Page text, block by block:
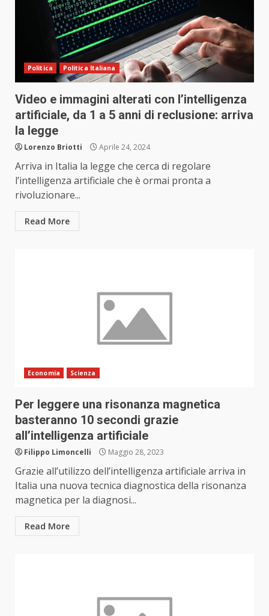
Politica Politica Italiana
Video e immagini alterati con l’intelligenza
artificiale, da 1 a 5 anni di reclusione: arriva
la legge
Lorenzo Briotti Aprile 24, 2024
Arriva in Italia la legge che cerca di regolare
l’intelligenza artificiale che è ormai pronta a
rivoluzionare...
Read More
Economia Scienza
Per leggere una risonanza magnetica
basteranno 10 secondi grazie
all’intelligenza artificiale
Filippo Limoncelli Maggio 28, 2023
Grazie all’utilizzo dell’intelligenza artificiale arriva in
Italia una nuova tecnica diagnostica della risonanza
magnetica per la diagnosi...
Read More